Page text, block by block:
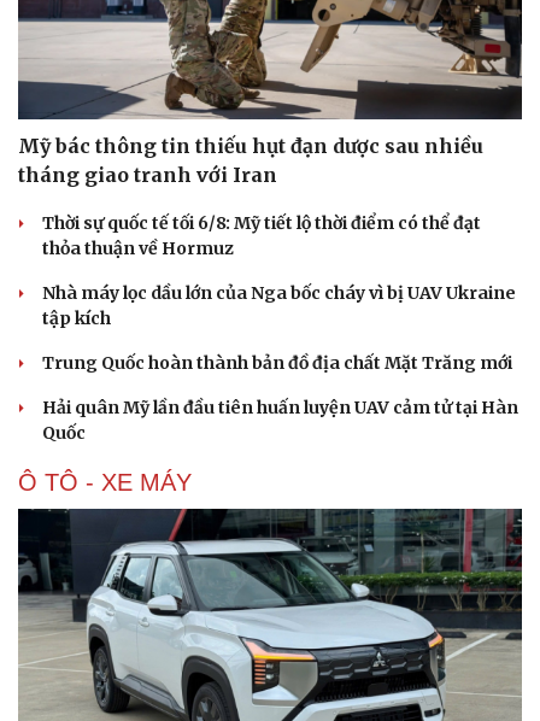
Mỹ bác thông tin thiếu hụt đạn dược sau nhiều
tháng giao tranh với Iran
Thời sự quốc tế tối 6/8: Mỹ tiết lộ thời điểm có thể đạt
thỏa thuận về Hormuz
Nhà máy lọc dầu lớn của Nga bốc cháy vì bị UAV Ukraine
tập kích
Trung Quốc hoàn thành bản đồ địa chất Mặt Trăng mới
Hải quân Mỹ lần đầu tiên huấn luyện UAV cảm tử tại Hàn
Quốc
Ô TÔ - XE MÁY